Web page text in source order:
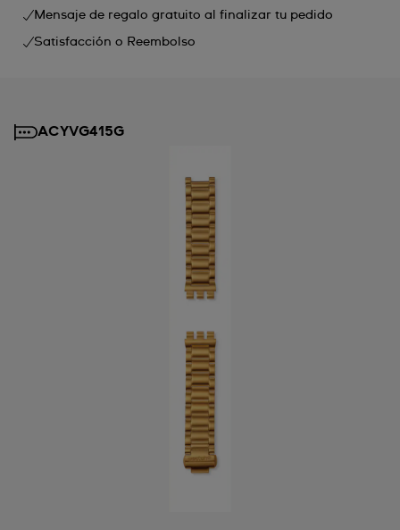
Mensaje de regalo gratuito al finalizar tu pedido
Satisfacción o Reembolso
ACYVG415G